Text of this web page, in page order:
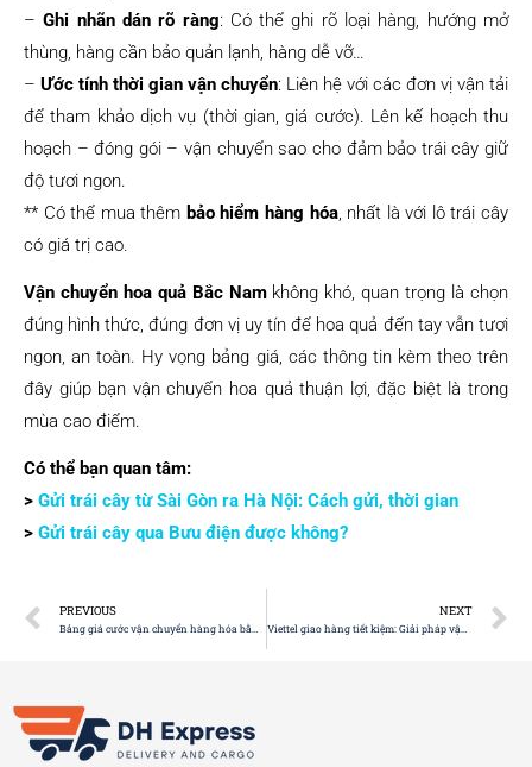
–Ghi nhãn dán rõ ràng: Có thể ghi rõ loại hàng, hướng mở
thùng, hàng cần bảo quản lạnh, hàng dễ vỡ…
– Ước tính thời gian vận chuyển: Liên hệ với các đơn vị vận tải
để tham khảo dịch vụ (thời gian, giá cước). Lên kế hoạch thu
hoạch – đóng gói – vận chuyển sao cho đảm bảo trái cây giữ
độ tươi ngon.
** Có thể mua thêm bảo hiểm hàng hóa, nhất là với lô trái cây
có giá trị cao.
Vận chuyển hoa quả Bắc Namkhông khó, quan trọng là chọn
đúng hình thức, đúng đơn vị uy tín để hoa quả đến tay vẫn tươi
ngon, an toàn. Hy vọng bảng giá, các thông tin kèm theo trên
đây giúp bạn vận chuyển hoa quả thuận lợi, đặc biệt là trong
mùa cao điểm.
Có thể bạn quan tâm:
> Gửi trái cây từ Sài Gòn ra Hà Nội: Cách gửi, thời gian
> Gửi trái cây qua Bưu điện được không?
PREVIOUS NEXT